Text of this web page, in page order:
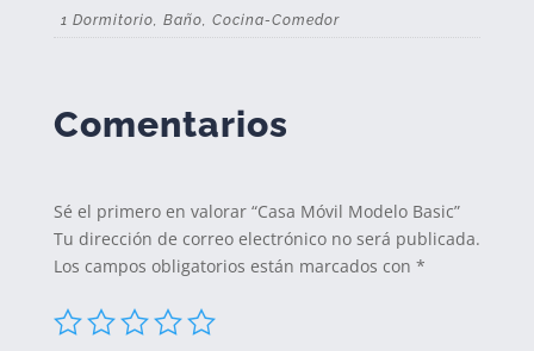
1 Dormitorio, Baño, Cocina-Comedor
Comentarios
Sé el primero en valorar “Casa Móvil Modelo Basic”
Tu dirección de correo electrónico no será publicada.
Los campos obligatorios están marcados con *